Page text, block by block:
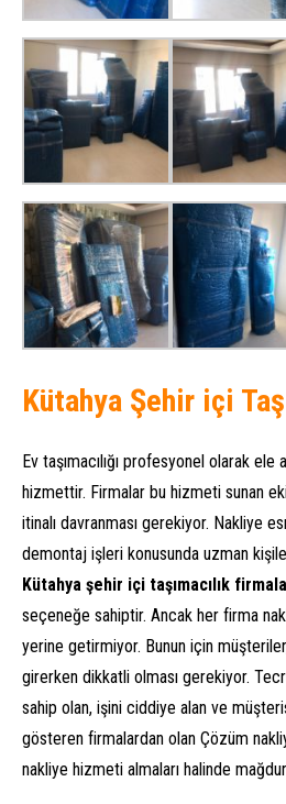
Kütahya Şehir içi
Ev taşımacılığı profesyonel olarak ele
hizmettir. Firmalar bu hizmeti sunan
itinalı davranması gerekiyor. Nakliye
demontaj işleri konusunda uzman kişiler
Kütahya şehir içi taşımacılık
seçeneğe sahiptir. Ancak her firma
yerine getirmiyor. Bunun için
girerken dikkatli olması gerekiyor.
sahip olan, işini ciddiye alan ve
gösteren firmalardan olan Çözüm
nakliye hizmeti almaları halinde